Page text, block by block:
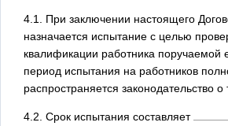
4.1. При заключении настоящего
назначается испытание с целью
квалификации работника поручаемой
период испытания на работников
распространяется законодательство о
4.2. Срок испытания составляет